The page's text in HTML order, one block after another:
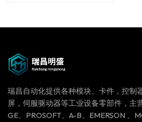
瑞昌自动化提供各种模块、卡件，控制
屏，伺服驱动器等工业设备零部件，主
GE、PROSOFT、A-B、EMERSON 、